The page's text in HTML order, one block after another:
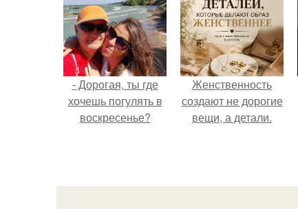
- Дорогая, ты где
хочешь погулять в
воскресенье?
Женственность
создают не дорогие
вещи, а детали.